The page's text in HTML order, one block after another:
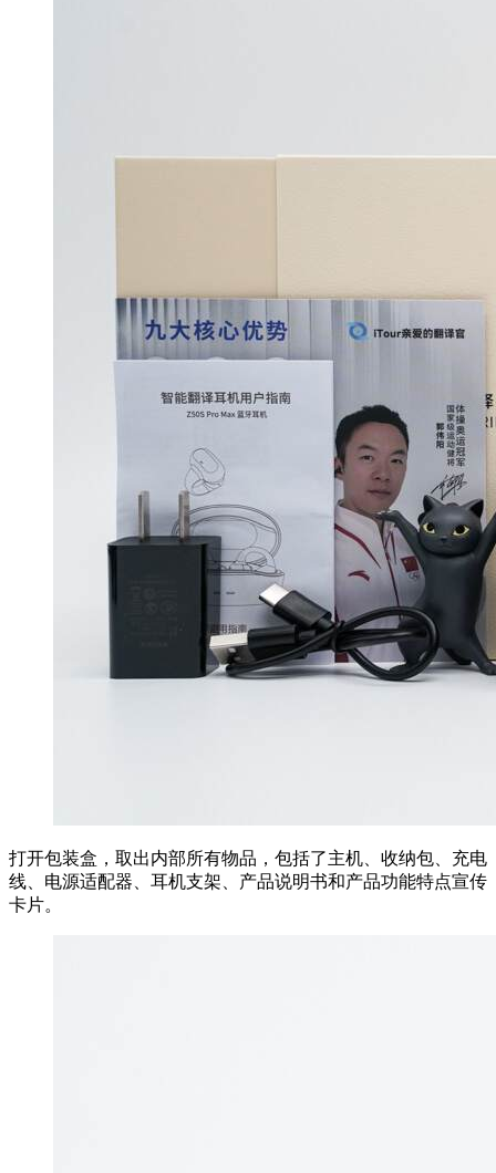
打开包装盒，取出内部所有物品，包括了主机、收纳包、充电
线、电源适配器、耳机支架、产品说明书和产品功能特点宣传
卡片。